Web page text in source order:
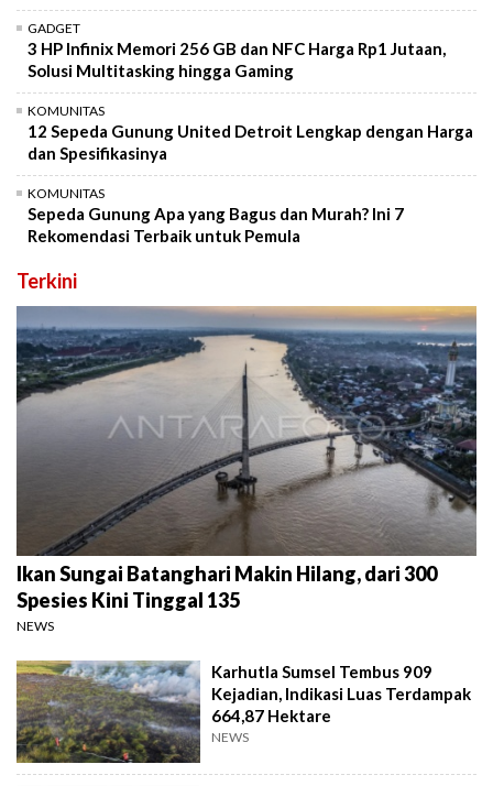
GADGET
3 HP Infinix Memori 256 GB dan NFC Harga Rp1 Jutaan,
Solusi Multitasking hingga Gaming
KOMUNITAS
12 Sepeda Gunung United Detroit Lengkap dengan Harga
dan Spesifikasinya
KOMUNITAS
Sepeda Gunung Apa yang Bagus dan Murah? Ini 7
Rekomendasi Terbaik untuk Pemula
Terkini
Ikan Sungai Batanghari Makin Hilang, dari 300
Spesies Kini Tinggal 135
NEWS
Karhutla Sumsel Tembus 909
Kejadian, Indikasi Luas Terdampak
664,87 Hektare
NEWS